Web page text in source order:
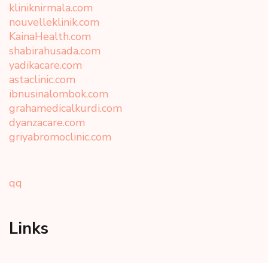
kliniknirmala.com
nouvelleklinik.com
KainaHealth.com
shabirahusada.com
yadikacare.com
astaclinic.com
ibnusinalombok.com
grahamedicalkurdi.com
dyanzacare.com
griyabromoclinic.com
qq
Links